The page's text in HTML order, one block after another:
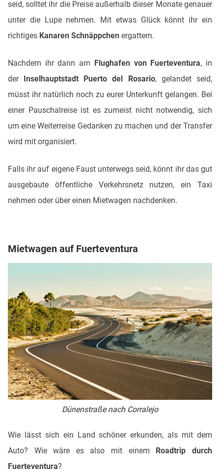
seid, solltet ihr die Preise außerhalb dieser Monate genauer
unter die Lupe nehmen. Mit etwas Glück könnt ihr ein
richtiges Kanaren Schnäppchen ergattern.
Nachdem ihr dann am Flughafen von Fuerteventura, in
der Inselhauptstadt Puerto del Rosario, gelandet seid,
müsst ihr natürlich noch zu eurer Unterkunft gelangen. Bei
einer Pauschalreise ist es zumeist nicht notwendig, sich
um eine Weiterreise Gedanken zu machen und der Transfer
wird mit organisiert.
Falls ihr auf eigene Faust unterwegs seid, könnt ihr das gut
ausgebaute öffentliche Verkehrsnetz nutzen, ein Taxi
nehmen oder über einen Mietwagen nachdenken.
Mietwagen auf Fuerteventura
Dünenstraße nach Corralejo
Wie lässt sich ein Land schöner erkunden, als mit dem
Auto? Wie wäre es also mit einem
Roadtrip durch
Fuerteventura?